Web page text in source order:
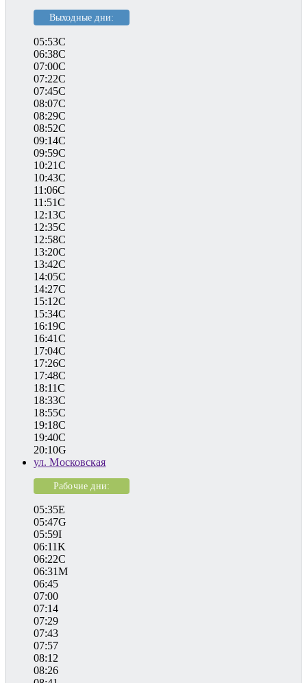
Выходные дни:
05:53C
06:38C
07:00C
07:22C
07:45C
08:07C
08:29C
08:52C
09:14C
09:59C
10:21C
10:43C
11:06C
11:51C
12:13C
12:35C
12:58C
13:20C
13:42C
14:05C
14:27C
15:12C
15:34C
16:19C
16:41C
17:04C
17:26C
17:48C
18:11C
18:33C
18:55C
19:18C
19:40C
20:10G
ул. Московская
Рабочие дни:
05:35E
05:47G
05:59I
06:11K
06:22C
06:31M
06:45
07:00
07:14
07:29
07:43
07:57
08:12
08:26